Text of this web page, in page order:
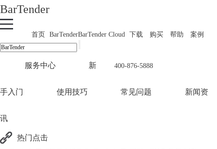
BarTender
首页 BarTenderBarTender Cloud 下载 购买 帮助 案例
400-876-5888
服务中心 新
手入门 使用技巧 常见问题 新闻资
讯
热门点击